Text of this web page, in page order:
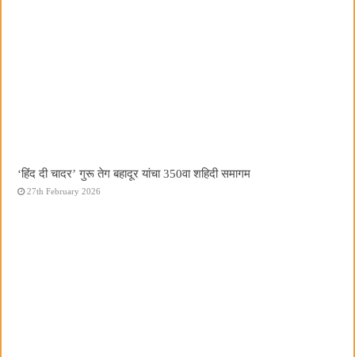
‘हिंद दी चादर’ गुरू तेग बहादूर यांचा 350वा शहिदी समागम
27th February 2026